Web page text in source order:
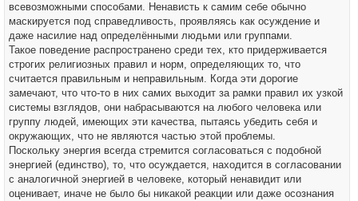
всевозможными способами. Ненависть к самим себе обычно
маскируется под справедливость, проявляясь как осуждение и
даже насилие над определёнными людьми или группами.
Такое поведение распространено среди тех, кто придерживается
строгих религиозных правил и норм, определяющих то, что
считается правильным и неправильным. Когда эти дорогие
замечают, что что-то в них самих выходит за рамки правил их узкой
системы взглядов, они набрасываются на любого человека или
группу людей, имеющих эти качества, пытаясь убедить себя и
окружающих, что не являются частью этой проблемы.
Поскольку энергия всегда стремится согласоваться с подобной
энергией (единство), то, что осуждается, находится в согласовании
с аналогичной энергией в человеке, который ненавидит или
оценивает, иначе не было бы никакой реакции или даже осознания